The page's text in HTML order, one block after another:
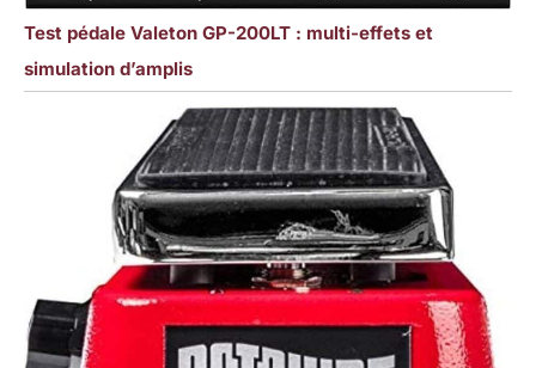
Test pédale Valeton GP-200LT : multi-effets et
simulation d’amplis